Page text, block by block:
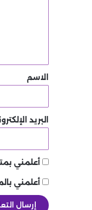
*الاسم
البريد
أعلمني
أعلمني